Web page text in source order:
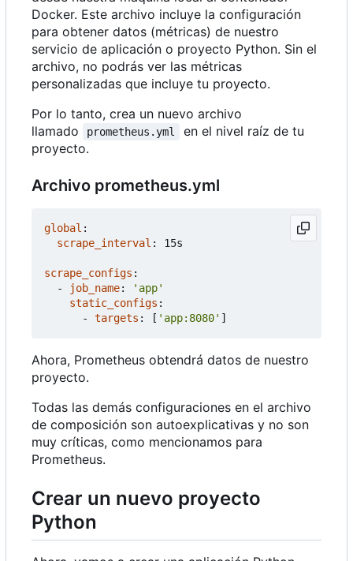
Docker. Este archivo incluye la configuración
para obtener datos (métricas) de nuestro
servicio de aplicación o proyecto Python. Sin el
archivo, no podrás ver las métricas
personalizadas que incluye tu proyecto.
Por lo tanto, crea un nuevo archivo
llamado
prometheus.yml
en el nivel raíz de tu
proyecto.
Archivo prometheus.yml
global :
scrape_interval : 15s
scrape_configs :
-
job_name:
'app'
static_configs :
- targets : [ 'app:8080' ]
Ahora, Prometheus obtendrá datos de nuestro
proyecto.
Todas las demás configuraciones en el archivo
de composición son autoexplicativas y no son
muy críticas, como mencionamos para
Prometheus.
Crear un nuevo proyecto
Python